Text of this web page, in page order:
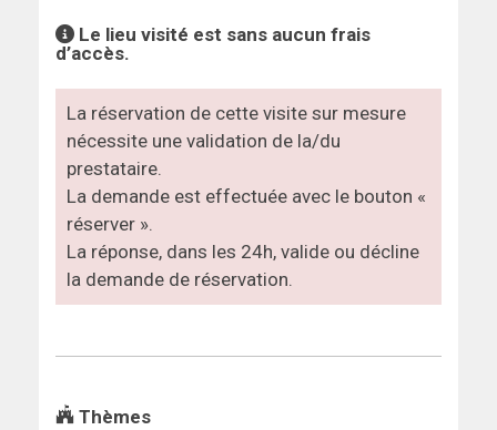
Le lieu visité est sans aucun frais
d’accès.
La réservation de cette visite sur mesure
nécessite une validation de la/du
prestataire.
La demande est effectuée avec le bouton «
réserver ».
La réponse, dans les 24h, valide ou décline
la demande de réservation.
Thèmes